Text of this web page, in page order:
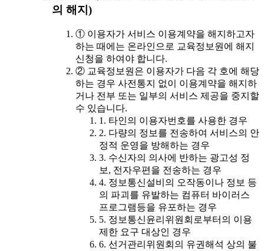
의 해지)
① 이용자가 서비스 이용계약을 해지하고자
하는 때에는 온라인으로 교육정보원에 해지
신청을 하여야 합니다.
② 교육정보원은 이용자가 다음 각 호에 해당
하는 경우 사전통지 없이 이용계약을 해지하
거나 전부 또는 일부의 서비스 제공을 중지할
수 있습니다.
1. 타인의 이용자번호를 사용한 경우
2. 다량의 정보를 전송하여 서비스의 안
정적 운영을 방해하는 경우
3. 수신자의 의사에 반하는 광고성 정
보, 전자우편을 전송하는 경우
4. 정보통신설비의 오작동이나 정보 등
의 파괴를 유발하는 컴퓨터 바이러스
프로그램등을 유포하는 경우
5. 정보통신윤리위원회로부터의 이용
제한 요구 대상인 경우
6. 선거관리위원회의 유권해석 상의 불